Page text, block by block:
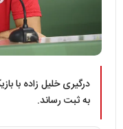
درگیری خلیل زاده با
به ثبت رساند.